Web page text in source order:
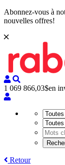
Abonnez-vous à
nouvelles offres!
1 069 866,03$en
Retour